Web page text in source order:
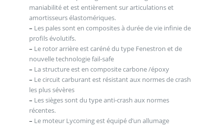
maniabilité et est entièrement sur articulations et
amortisseurs élastomériques.
– Les pales sont en composites à durée de vie infinie de
profils évolutifs.
– Le rotor arrière est caréné du type Fenestron et de
nouvelle technologie fail-safe
– La structure est en composite carbone /époxy
– Le circuit carburant est résistant aux normes de crash
les plus sévères
– Les sièges sont du type anti-crash aux normes
récentes.
– Le moteur Lycoming est équipé d’un allumage